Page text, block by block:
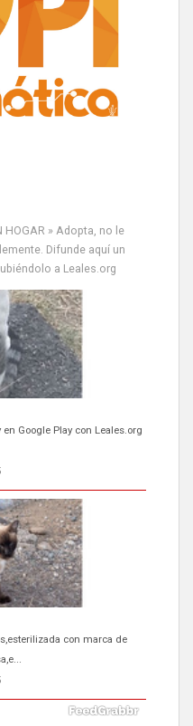
HOGAR » Adopta, no le
Difunde aquí un
a Leales.org
Google Play con Leales.org
con marca de